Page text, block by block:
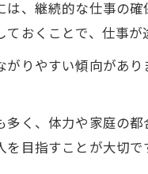
、継続的な仕事の
おくことで、仕事が
りやすい傾向があ
く、体力や家庭の
目指すことが大切で